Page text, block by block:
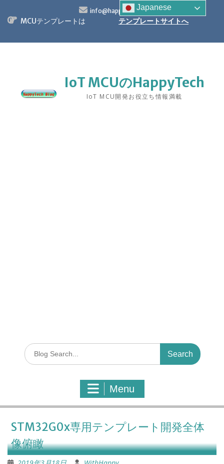
info@happytech.jp
MCUテンプレートは テンプレートサイトへ
IoT MCUのHappyTech
IoT MCU開発お役立ち情報満載
S
e
o
r
:
Menu
STM32G0x専用テンプレート開発全体
像俯瞰
Japanese